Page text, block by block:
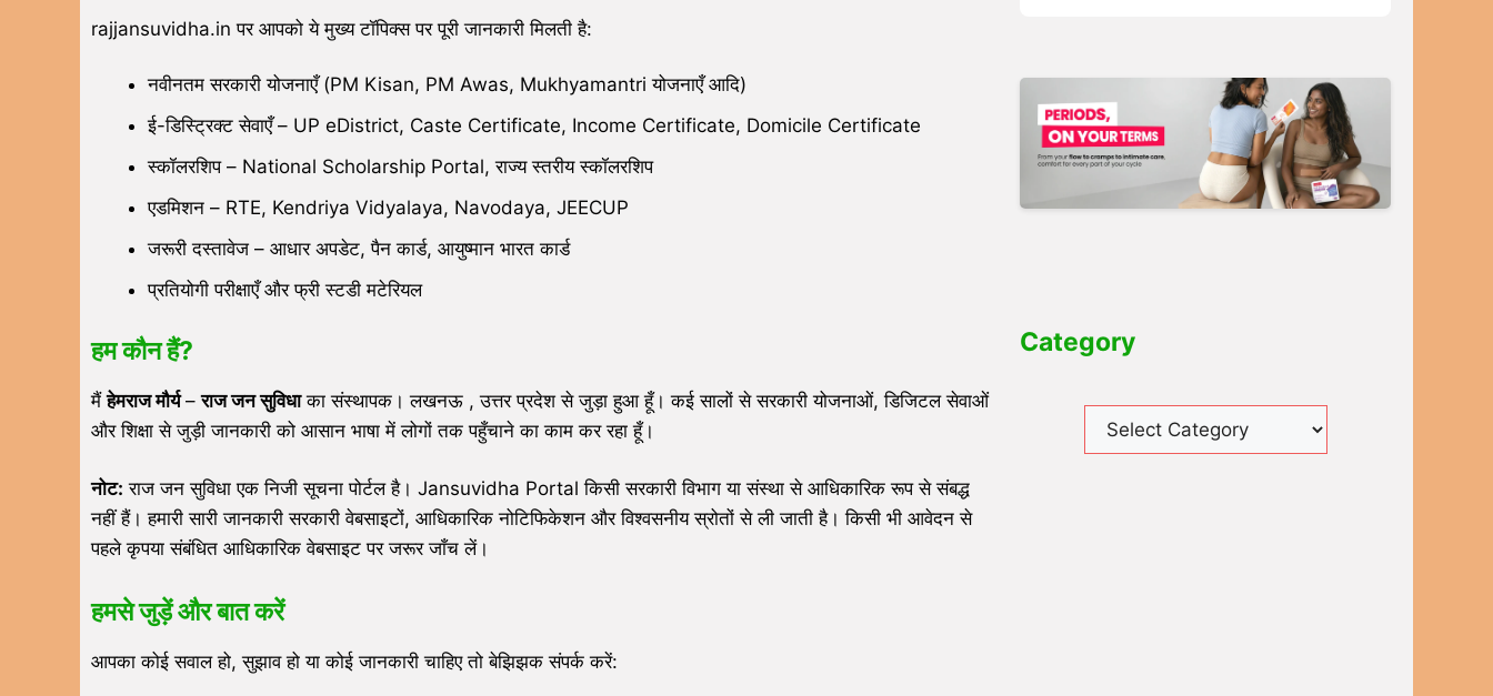
rajjansuvidha.in पर आपको ये मुख्य टॉपिक्स पर पूरी जानकारी मिलती है:
नवीनतम सरकारी योजनाएँ (PM Kisan, PM Awas, Mukhyamantri योजनाएँ आदि)
ई-डिस्ट्रिक्ट सेवाएँ – UP eDistrict, Caste Certificate, Income Certificate, Domicile Certificate
स्कॉलरशिप – National Scholarship Portal, राज्य स्तरीय स्कॉलरशिप
एडमिशन – RTE, Kendriya Vidyalaya, Navodaya, JEECUP
जरूरी दस्तावेज – आधार अपडेट, पैन कार्ड, आयुष्मान भारत कार्ड
प्रतियोगी परीक्षाएँ और फ्री स्टडी मटेरियल
हम कौन हैं?
मैंहेमराज मौर्य–राज जन सुविधाका संस्थापक। लखनऊ , उत्तर प्रदेश से जुड़ा हुआ हूँ। कई सालों से सरकारी योजनाओं, डिजिटल सेवाओं
और शिक्षा से जुड़ी जानकारी को आसान भाषा में लोगों तक पहुँचाने का काम कर रहा हूँ।
नोट: राज जन सुविधा एक निजी सूचना पोर्टल है। Jansuvidha Portal किसी सरकारी विभाग या संस्था से आधिकारिक रूप से संबद्ध
नहीं हैं। हमारी सारी जानकारी सरकारी वेबसाइटों, आधिकारिक नोटिफिकेशन और विश्वसनीय स्रोतों से ली जाती है। किसी भी आवेदन से
पहले कृपया संबंधित आधिकारिक वेबसाइट पर जरूर जाँच लें।
हमसे जुड़ें और बात करें
आपका कोई सवाल हो, सुझाव हो या कोई जानकारी चाहिए तो बेझिझक संपर्क करें:
Category